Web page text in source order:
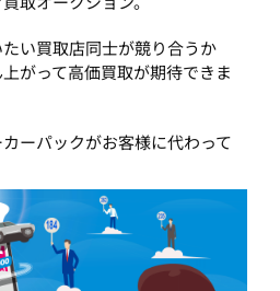
い買取店同士が競り合うか
がって高価買取が期待できま
ーパックがお客様に代わって